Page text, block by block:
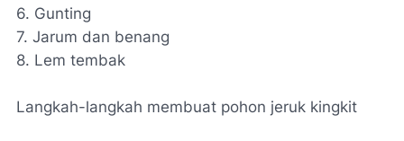
6. Gunting
7. Jarum dan benang
8. Lem tembak
Langkah-langkah membuat pohon jeruk kingkit